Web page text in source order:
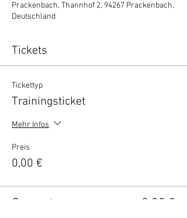
Prackenbach, Thannhof 2, 94267 Prackenbach,
Deutschland
Tickets
Tickettyp
Trainingsticket
Mehr Infos
Preis
0,00 €
Gesamt 0,00 €